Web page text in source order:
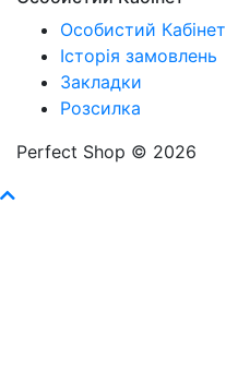
Особистий Кабінет
Історія замовлень
Закладки
Розсилка
Perfect Shop © 2026